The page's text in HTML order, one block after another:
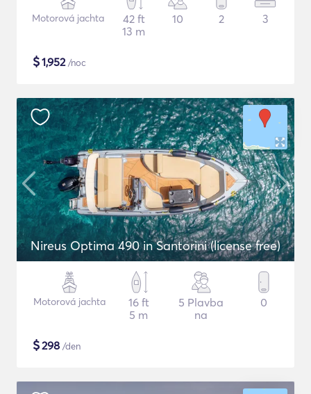
Motorová jachta
42 ft
13 m
10 2 3
$1,952/noc
Nireus Optima 490 in Santorini (license free)
Motorová jachta
16 ft
5 m
5 Plavba
na
0
$298 /den